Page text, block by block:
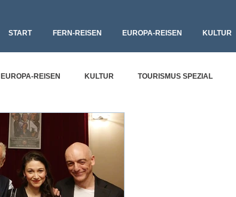
START FERN-REISEN EUROPA-REISEN KULTUR
EUROPA-REISEN KULTUR TOURISMUS SPEZIAL